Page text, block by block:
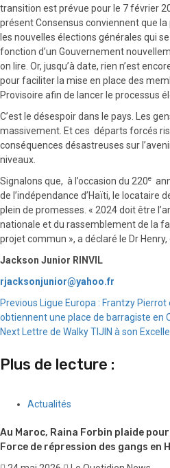
transition est prévue pour le 7 février
présent Consensus conviennent que
les nouvelles élections générales qui
fonction d’un Gouvernement
on lire. Or, jusqu’à date, rien n’est
pour faciliter la mise en place des
Provisoire afin de lancer le processus
C’est le désespoir dans le pays. Les
massivement. Et ces départs forcés
conséquences désastreuses sur
niveaux.
Signalons que, à l’occasion du 220e
de l’indépendance d’Haïti, le locataire
plein de promesses. « 2024 doit être
nationale et du rassemblement de la
projet commun », a déclaré le Dr Henry,
Jackson Junior RINVIL
rjacksonjunior@yahoo.fr
Continue
Reading
Previous Ligue Europa : Frantzy
obtiennent une place de barragiste en
Next Lettre de Walky TIJIN à son
Plus de lecture :
Actualités
Au Maroc, Raina Forbin plaide
Force de répression des gangs en